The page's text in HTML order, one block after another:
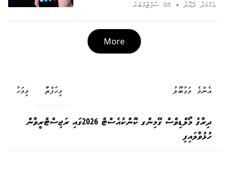
އަޙްމަދު ދާއޫދު •
More
އެންމެ މަގުބޫލު މިމަހު މިހަފްތާ
ދިރާގު މޯލްޑިވްސް ގޭމިންގ ކޮންކުއެސްޓް 2026ގައި ރަޖިސްޓްރީވާން
ހުޅުވާލައިފި